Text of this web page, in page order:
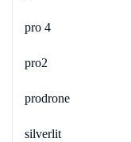
pro 4
pro2
prodrone
silverlit